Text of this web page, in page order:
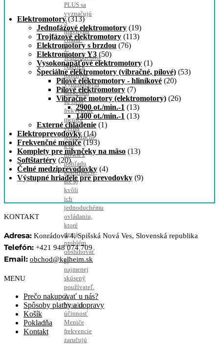
PLUS sa
vyznačujú
3
hlavnými
črtami:
1.
Jednoduchosť
Napriek
mnohým
výnimočným
funkciám
sú tieto
frekvenčné
meniče
veľmi
jednoduché,
a to
nielen z
pohľadu
konštrukcie,
ale aj
kvôli
ich
jednoduchému
ovládaniu,
ktoré
nemá
problém
obsluhovať
aj
najmenej
skúsený
používateľ.
2.
Vysoká
účinnosť
Meniče
frekvencie
zaručujú
Elektromotory (313)
Jednofázové elektromotory (19)
Trojfázové elektromotory (113)
Elektromotory s brzdou (76)
Elektromotory Y3 (50)
Vysokonapäťové elektromotory (1)
Špeciálne elektromotory (vibračné, pílové) (53)
Pílové elektromotory - hliníkové (20)
Pílové elektromotory (7)
Vibračné motory (elektromotory) (26)
2900 ot./min.-1 (13)
1400 ot./min.-1 (13)
Externé chladenie (1)
Elektroprevodovky (14)
Frekvenčné meniče (193)
Komplety pre mlynčeky na mäso (13)
Softštartéry (20)
Čelné medziprevodovky (4)
Výstupné hriadele pre prevodovky (9)
KONTAKT
Adresa: Konrádová 4, Spišská Nová Ves, Slovenská republika
Telefón: +421 948 074 709
Email: obchod@kelheim.sk
MENU
Prečo nakupovať u nás?
Spôsoby platby a dopravy
Košík
Pokladňa
Kontakt